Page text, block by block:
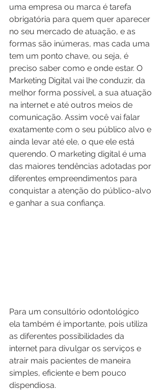
uma empresa ou marca é tarefa
obrigatória para quem quer aparecer
no seu mercado de atuação, e as
formas são inúmeras, mas cada uma
tem um ponto chave, ou seja, é
preciso saber como e onde estar. O
Marketing Digital vai lhe conduzir, da
melhor forma possível, a sua atuação
na internet e até outros meios de
comunicação. Assim você vai falar
exatamente com o seu público alvo e
ainda levar até ele, o que ele está
querendo. O marketing digital é uma
das maiores tendências adotadas por
diferentes empreendimentos para
conquistar a atenção do público-alvo
e ganhar a sua confiança.
Para um consultório odontológico
ela também é importante, pois utiliza
as diferentes possibilidades da
internet para divulgar os serviços e
atrair mais pacientes de maneira
simples, eficiente e bem pouco
dispendiosa.